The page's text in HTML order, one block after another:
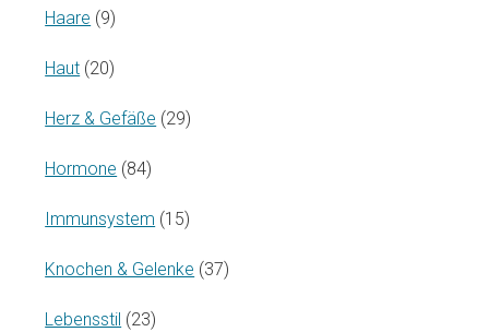
Haare (9)
Haut (20)
Herz & Gefäße (29)
Hormone (84)
Immunsystem (15)
Knochen & Gelenke (37)
Lebensstil (23)